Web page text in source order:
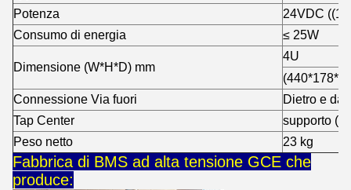
Potenza
24VDC
Consumo di energia
≤ 25W
Dimensione (W*H*D) mm
4U
Connessione Via fuori
Dietro e
Tap Center
supporto
Peso netto
23 kg
Fabbrica di BMS ad alta tensione GCE che
produce: